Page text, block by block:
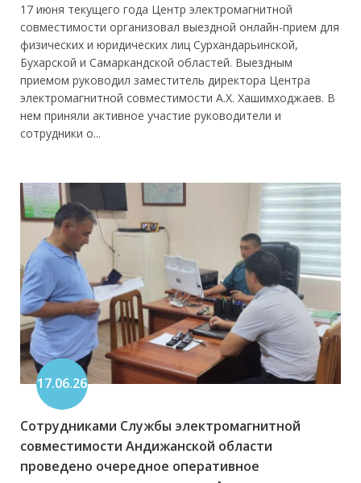
17 июня текущего года Центр электромагнитной
совместимости организовал выездной онлайн-прием для
физических и юридических лиц Сурхандарьинской,
Бухарской и Самаркандской областей. Выездным
приемом руководил заместитель директора Центра
электромагнитной совместимости А.Х. Хашимходжаев. В
нем приняли активное участие руководители и
сотрудники о...
17.06.26
Сотрудниками Службы электромагнитной
совместимости Андижанской области
проведено очередное оперативное